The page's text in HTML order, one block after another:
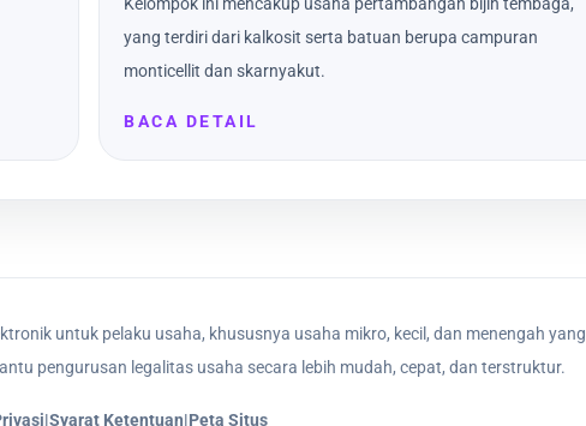
Kelompok ini mencakup usaha pertambangan bijih tembaga,
yang terdiri dari kalkosit serta batuan berupa campuran
monticellit dan skarnyakut.
BACA DETAIL
untuk pelaku usaha, khususnya usaha mikro, kecil, dan menengah yang
pengurusan legalitas usaha secara lebih mudah, cepat, dan terstruktur.
|Syarat Ketentuan|Peta Situs